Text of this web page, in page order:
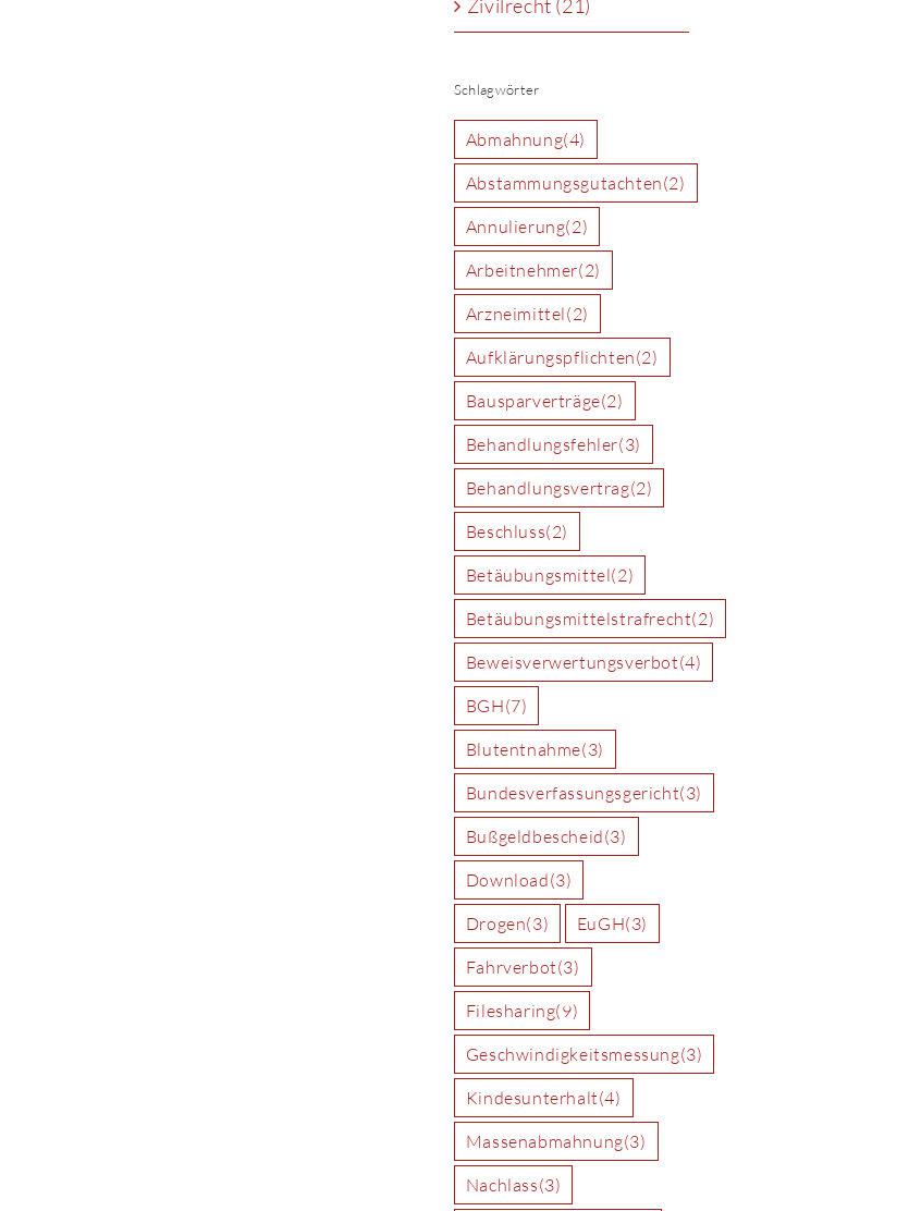
Zivilrecht (21)
Schlagwörter
Abmahnung(4)
Abstammungsgutachten(2)
Annulierung(2)
Arbeitnehmer(2)
Arzneimittel(2)
Aufklärungspflichten(2)
Bausparverträge(2)
Behandlungsfehler(3)
Behandlungsvertrag(2)
Beschluss(2)
Betäubungsmittel(2)
Betäubungsmittelstrafrecht(2)
Beweisverwertungsverbot(4)
BGH(7)
Blutentnahme(3)
Bundesverfassungsgericht(3)
Bußgeldbescheid(3)
Download(3)
Drogen(3) EuGH(3)
Fahrverbot(3)
Filesharing(9)
Geschwindigkeitsmessung(3)
Kindesunterhalt(4)
Massenabmahnung(3)
Nachlass(3)